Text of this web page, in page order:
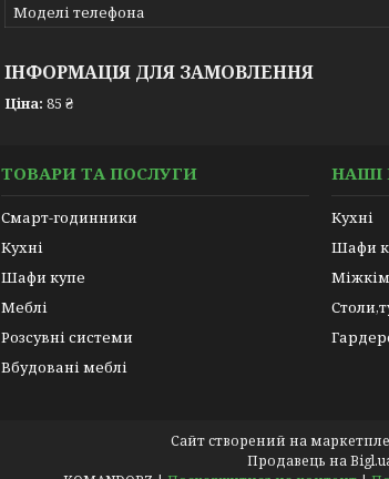
Моделі телефона
ІНФОРМАЦІЯ ДЛЯ ЗАМОВЛЕННЯ
Ціна: 85 ₴
ТОВАРИ ТА ПОСЛУГИ
Смарт-годинники
Кухні
Шафи купе
Меблі
Розсувні системи
Вбудовані меблі
НАШІ
Кухні
Шафи
Сайт створений на
Продавець на